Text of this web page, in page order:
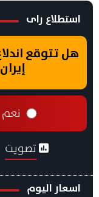
استطلاع راى
هل تتوقع
نعم
تصويت
اسعار اليوم